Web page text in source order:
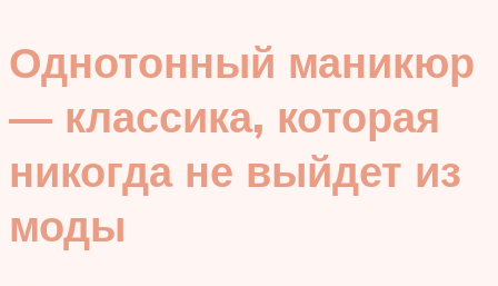
Однотонный маникюр
— классика, которая
никогда не выйдет из
моды